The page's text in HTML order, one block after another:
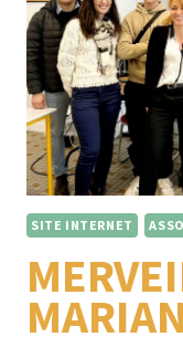
SITE INTERNET